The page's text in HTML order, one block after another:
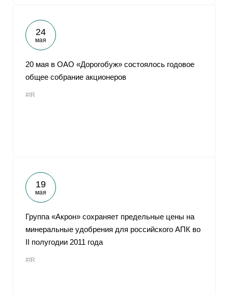
24
мая
20 мая в ОАО «Дорогобуж» состоялось годовое
общее собрание акционеров
#IR
19
мая
Группа «Акрон» сохраняет предельные цены на
минеральные удобрения для российского АПК во
II полугодии 2011 года
#IR